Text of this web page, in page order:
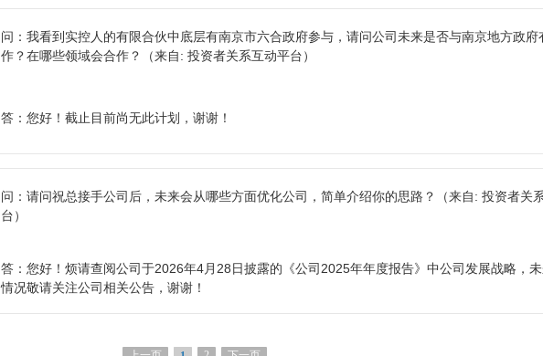
问： 我看到实控人的有限合伙中底层有南京市六合政府参与，请问公司未来是否与南京地方政府
作？在哪些领域会合作？
（来自: 投资者关系互动平台）
答： 您好！截止目前尚无此计划，谢谢！
问： 请问祝总接手公司后，未来会从哪些方面优化公司，简单介绍你的思路？
（来自: 投资者关
台）
答： 您好！烦请查阅公司于2026年4月28日披露的《公司2025年年度报告》中公司发展战略，
情况敬请关注公司相关公告，谢谢！